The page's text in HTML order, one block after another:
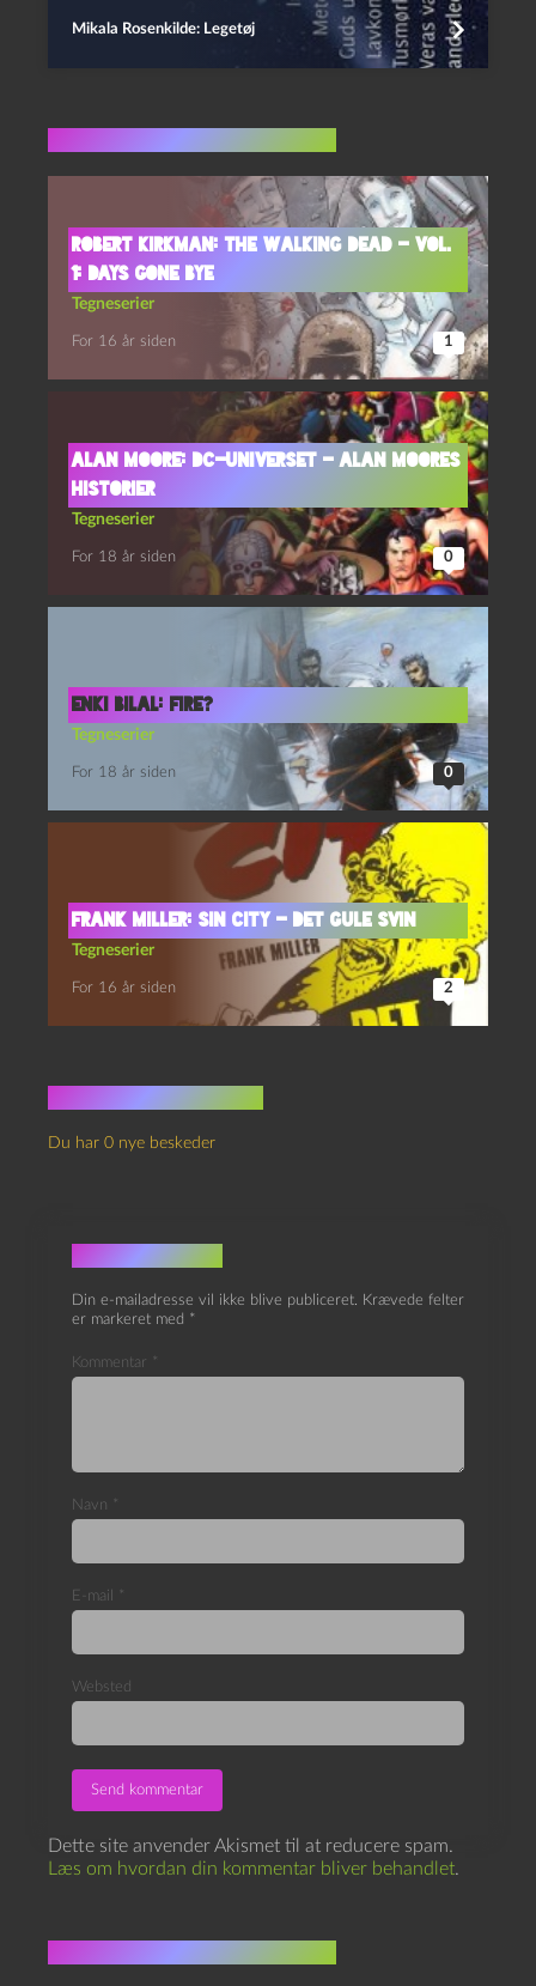
Mikala Rosenkilde: Legetøj
Robert Kirkman: The Walking Dead – Vol.
1: Days Gone Bye
Tegneserier
For 16 år siden 1
Alan Moore: DC-universet – Alan Moores
historier
Tegneserier
For 18 år siden 0
Enki Bilal: Fire?
Tegneserier
For 18 år siden 0
Frank Miller: Sin City – Det gule svin
Tegneserier
For 16 år siden 2
Du har 0 nye beskeder
Skriv et svar
Din e-mailadresse vil ikke blive publiceret. Krævede felter
er markeret med *
Kommentar *
Navn *
E-mail *
Websted
Dette site anvender Akismet til at reducere spam.
Læs om hvordan din kommentar bliver behandlet.